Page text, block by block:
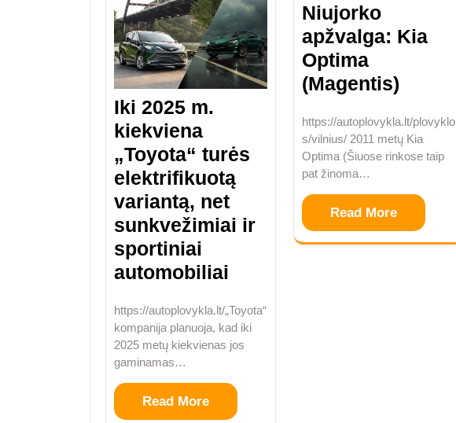
Iki 2025 m.
kiekviena
„Toyota“ turės
elektrifikuotą
variantą, net
sunkvežimiai ir
sportiniai
automobiliai
https://autoplovykla.lt/„Toyota“
kompanija planuoja, kad iki
2025 metų kiekvienas jos
gaminamas…
Read More
Niujorko
apžvalga: Kia
Optima
(Magentis)
https://autoplovykla.lt/plovyklo
s/vilnius/ 2011 metų Kia
Optima (Šiuose rinkose taip
pat žinoma…
Read More